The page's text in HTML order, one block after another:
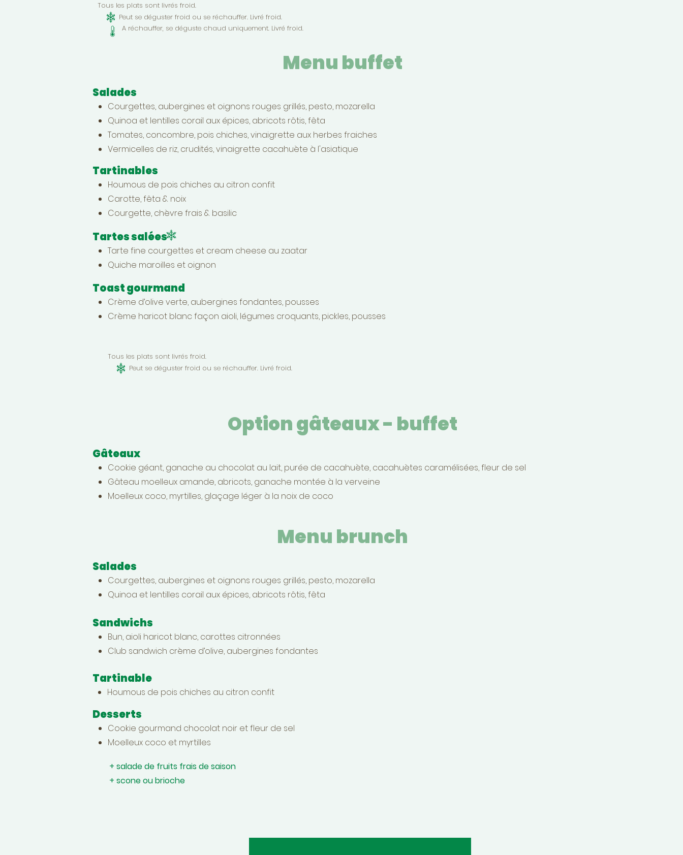
Tous les plats sont livrés froid.
Peut se déguster froid ou se réchauffer. Livré froid.
A réchauffer, se déguste chaud uniquement. Livré froid.
Menu buffet
Salades
Courgettes, aubergines et oignons rouges grillés, pesto, mozarella
Quinoa et lentilles corail aux épices, abricots rôtis, fêta
Tomates, concombre, pois chiches, vinaigrette aux herbes fraiches
Vermicelles de riz, crudités, vinaigrette cacahuète à l'asiatique
Tartinables
Houmous de pois chiches au citron confit
Carotte, fêta & noix
Courgette, chèvre frais & basilic
Tartes salées
Tarte fine courgettes et cream cheese au zaatar
Quiche maroilles et oignon
Toast gourmand
Crème d’olive verte, aubergines fondantes, pousses
Crème haricot blanc façon aioli, légumes croquants, pickles, pousses
Tous les plats sont livrés froid.
Peut se déguster froid ou se réchauffer. Livré froid.
Option gâteaux - buffet
Gâteaux
Cookie géant, ganache au chocolat au lait, purée de cacahuète, cacahuètes caramélisées, fleur de sel
Gâteau moelleux amande, abricots, ganache montée à la verveine
Moelleux coco, myrtilles, glaçage léger à la noix de coco
Menu brunch
Salades
Courgettes, aubergines et oignons rouges grillés, pesto, mozarella
Quinoa et lentilles corail aux épices, abricots rôtis, fêta
Sandwichs
Bun, aioli haricot blanc, carottes citronnées
Club sandwich crème d’olive, aubergines fondantes
Tartinable
Houmous de pois chiches au citron confit
Desserts
Cookie gourmand chocolat noir et fleur de sel
Moelleux coco et myrtilles
+ salade de fruits frais de saison​
+ scone ou brioche